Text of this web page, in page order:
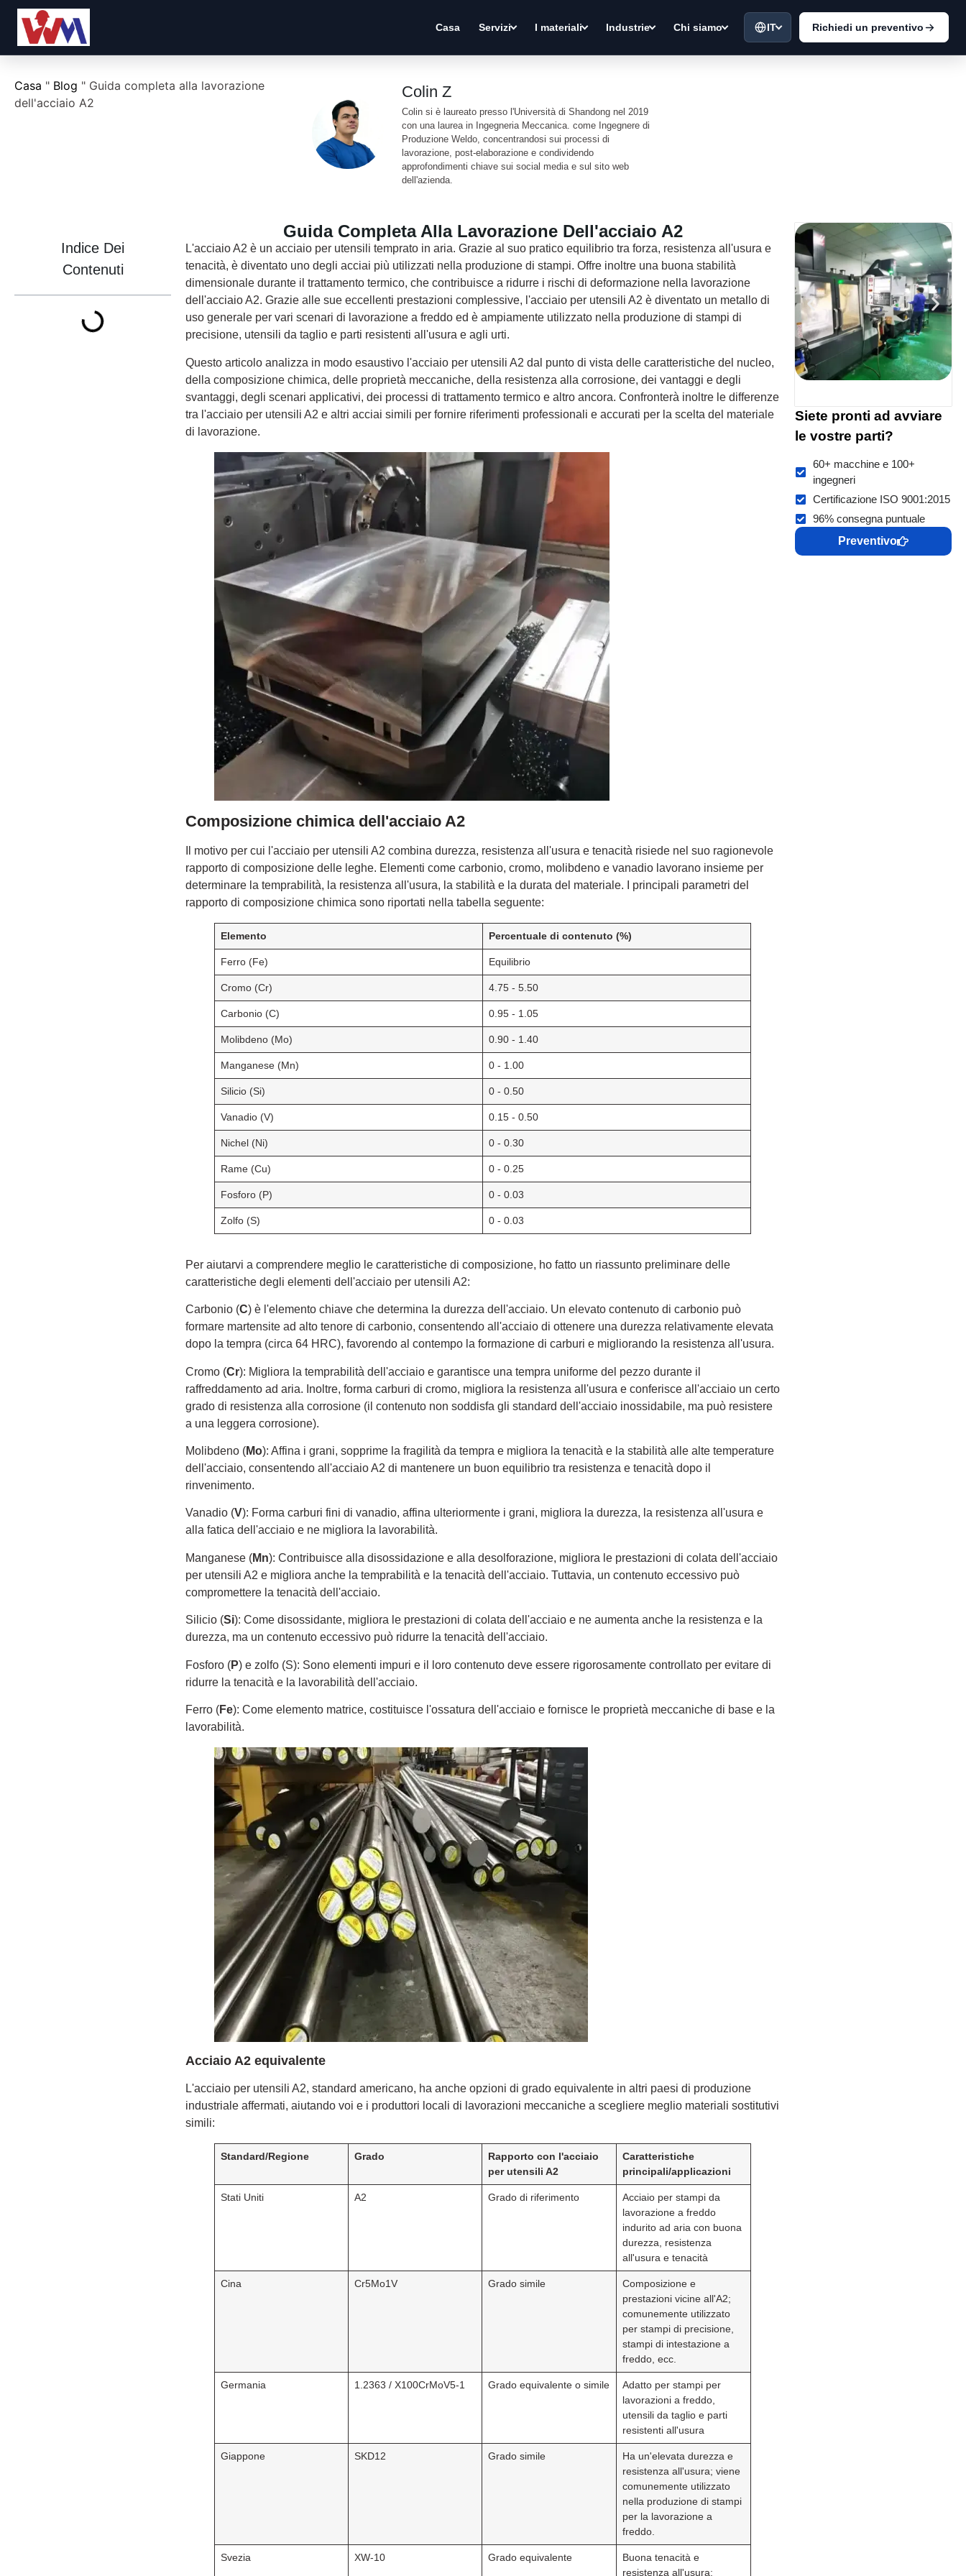
Casa Servizi I materiali Industrie Chi siamo IT Richiedi un preventivo
Casa " Blog " Guida completa alla lavorazione
dell'acciaio A2
Colin Z
Colin si è laureato presso l'Università di Shandong nel 2019
con una laurea in Ingegneria Meccanica. come Ingegnere di
Produzione Weldo, concentrandosi sui processi di
lavorazione, post-elaborazione e condividendo
approfondimenti chiave sui social media e sul sito web
dell'azienda.
Indice Dei
Contenuti
Guida Completa Alla Lavorazione Dell'acciaio A2
L'acciaio A2 è un acciaio per utensili temprato in aria. Grazie al suo pratico equilibrio tra forza, resistenza all'usura e
tenacità, è diventato uno degli acciai più utilizzati nella produzione di stampi. Offre inoltre una buona stabilità
dimensionale durante il trattamento termico, che contribuisce a ridurre i rischi di deformazione nella lavorazione
dell'acciaio A2. Grazie alle sue eccellenti prestazioni complessive, l'acciaio per utensili A2 è diventato un metallo di
uso generale per vari scenari di lavorazione a freddo ed è ampiamente utilizzato nella produzione di stampi di
precisione, utensili da taglio e parti resistenti all'usura e agli urti.
Questo articolo analizza in modo esaustivo l'acciaio per utensili A2 dal punto di vista delle caratteristiche del nucleo,
della composizione chimica, delle proprietà meccaniche, della resistenza alla corrosione, dei vantaggi e degli
svantaggi, degli scenari applicativi, dei processi di trattamento termico e altro ancora. Confronterà inoltre le differenze
tra l'acciaio per utensili A2 e altri acciai simili per fornire riferimenti professionali e accurati per la scelta del materiale
di lavorazione.
Composizione chimica dell'acciaio A2
Il motivo per cui l'acciaio per utensili A2 combina durezza, resistenza all'usura e tenacità risiede nel suo ragionevole
rapporto di composizione delle leghe. Elementi come carbonio, cromo, molibdeno e vanadio lavorano insieme per
determinare la temprabilità, la resistenza all'usura, la stabilità e la durata del materiale. I principali parametri del
rapporto di composizione chimica sono riportati nella tabella seguente:
Elemento Percentuale di contenuto (%)
Ferro (Fe) Equilibrio
Cromo (Cr) 4.75 - 5.50
Carbonio (C) 0.95 - 1.05
Molibdeno (Mo) 0.90 - 1.40
Manganese (Mn) 0 - 1.00
Silicio (Si) 0 - 0.50
Vanadio (V) 0.15 - 0.50
Nichel (Ni) 0 - 0.30
Rame (Cu) 0 - 0.25
Fosforo (P) 0 - 0.03
Zolfo (S) 0 - 0.03
Per aiutarvi a comprendere meglio le caratteristiche di composizione, ho fatto un riassunto preliminare delle
caratteristiche degli elementi dell'acciaio per utensili A2:
Carbonio (C) è l'elemento chiave che determina la durezza dell'acciaio. Un elevato contenuto di carbonio può
formare martensite ad alto tenore di carbonio, consentendo all'acciaio di ottenere una durezza relativamente elevata
dopo la tempra (circa 64 HRC), favorendo al contempo la formazione di carburi e migliorando la resistenza all'usura.
Cromo (Cr): Migliora la temprabilità dell'acciaio e garantisce una tempra uniforme del pezzo durante il
raffreddamento ad aria. Inoltre, forma carburi di cromo, migliora la resistenza all'usura e conferisce all'acciaio un certo
grado di resistenza alla corrosione (il contenuto non soddisfa gli standard dell'acciaio inossidabile, ma può resistere
a una leggera corrosione).
Molibdeno (Mo): Affina i grani, sopprime la fragilità da tempra e migliora la tenacità e la stabilità alle alte temperature
dell'acciaio, consentendo all'acciaio A2 di mantenere un buon equilibrio tra resistenza e tenacità dopo il
rinvenimento.
Vanadio (V): Forma carburi fini di vanadio, affina ulteriormente i grani, migliora la durezza, la resistenza all'usura e
alla fatica dell'acciaio e ne migliora la lavorabilità.
Manganese (Mn): Contribuisce alla disossidazione e alla desolforazione, migliora le prestazioni di colata dell'acciaio
per utensili A2 e migliora anche la temprabilità e la tenacità dell'acciaio. Tuttavia, un contenuto eccessivo può
compromettere la tenacità dell'acciaio.
Silicio (Si): Come disossidante, migliora le prestazioni di colata dell'acciaio e ne aumenta anche la resistenza e la
durezza, ma un contenuto eccessivo può ridurre la tenacità dell'acciaio.
Fosforo (P) e zolfo (S): Sono elementi impuri e il loro contenuto deve essere rigorosamente controllato per evitare di
ridurre la tenacità e la lavorabilità dell'acciaio.
Ferro (Fe): Come elemento matrice, costituisce l'ossatura dell'acciaio e fornisce le proprietà meccaniche di base e la
lavorabilità.
Acciaio A2 equivalente
L'acciaio per utensili A2, standard americano, ha anche opzioni di grado equivalente in altri paesi di produzione
industriale affermati, aiutando voi e i produttori locali di lavorazioni meccaniche a scegliere meglio materiali sostitutivi
simili:
Standard/Regione Grado
Rapporto con l'acciaio
per utensili A2
Caratteristiche
principali/applicazioni
Stati Uniti A2 Grado di riferimento
Acciaio per stampi da
lavorazione a freddo
indurito ad aria con buona
durezza, resistenza
all'usura e tenacità
Cina Cr5Mo1V Grado simile
Composizione e
prestazioni vicine all'A2;
comunemente utilizzato
per stampi di precisione,
stampi di intestazione a
freddo, ecc.
Germania 1.2363 / X100CrMoV5-1 Grado equivalente o simile
Adatto per stampi per
lavorazioni a freddo,
utensili da taglio e parti
resistenti all'usura
Giappone SKD12 Grado simile
Ha un'elevata durezza e
resistenza all'usura; viene
comunemente utilizzato
nella produzione di stampi
per la lavorazione a
freddo.
Svezia XW-10 Grado equivalente
Buona tenacità e
resistenza all'usura;
Siete pronti ad avviare
le vostre parti?
60+ macchine e 100+
ingegneri
Certificazione ISO 9001:2015
96% consegna puntuale
Preventivo